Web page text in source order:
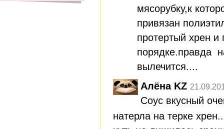
мясорубку,к
привязан
протертый хрен и
порядке.правда
вылечится....
Алёна KZ
Соус вкусный
натерла на терке